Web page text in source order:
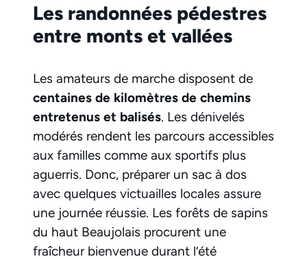
Les randonnées pédestres
entre monts et vallées
Les amateurs de marche disposent de
centaines de kilomètres de chemins
entretenus et balisés. Les dénivelés
modérés rendent les parcours accessibles
aux familles comme aux sportifs plus
aguerris. Donc, préparer un sac à dos
avec quelques victuailles locales assure
une journée réussie. Les forêts de sapins
du haut Beaujolais procurent une
fraîcheur bienvenue durant l’été